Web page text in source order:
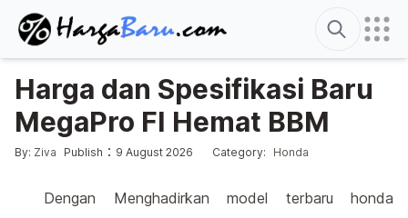
Search
Harga dan Spesifikasi Baru
MegaPro FI Hemat BBM
Posted by
By: Ziva Publish : 9 August 2026 :
Posted in
Category: Honda
Dengan Menghadirkan model terbaru honda